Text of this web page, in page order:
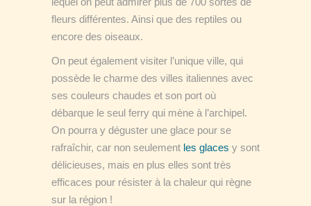
fleurs différentes. Ainsi que des reptiles ou
encore des oiseaux.
On peut également visiter l’unique ville, qui
possède le charme des villes italiennes avec
ses couleurs chaudes et son port où
débarque le seul ferry qui mène à l’archipel.
On pourra y déguster une glace pour se
rafraîchir, car non seulement les glaces y sont
délicieuses, mais en plus elles sont très
efficaces pour résister à la chaleur qui règne
sur la région !